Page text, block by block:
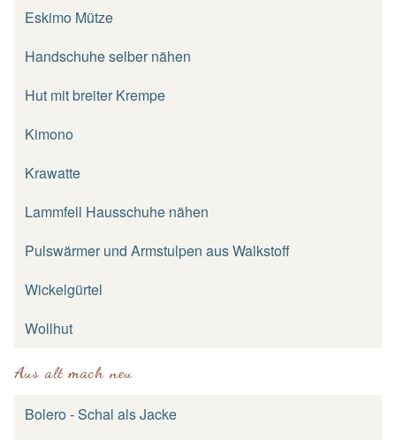
Eskimo Mütze
Handschuhe selber nähen
Hut mit breiter Krempe
Kimono
Krawatte
Lammfell Hausschuhe nähen
Pulswärmer und Armstulpen aus Walkstoff
Wickelgürtel
Wollhut
Aus alt mach neu
Bolero - Schal als Jacke